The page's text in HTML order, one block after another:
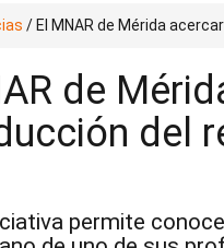
/ El MNAR de Mérida
de
del
permite